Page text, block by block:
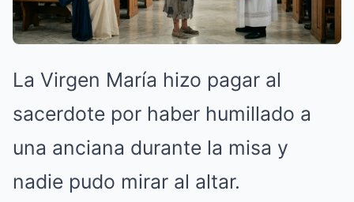
La Virgen María hizo pagar al
sacerdote por haber humillado a
una anciana durante la misa y
nadie pudo mirar al altar.